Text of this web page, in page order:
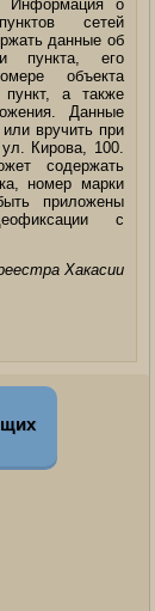
Информация о
сетей
данные об
пункта, его
объекта
пункт, а также
Данные
вручить при
Кирова, 100.
содержать
номер марки
приложены
с
Хакасии